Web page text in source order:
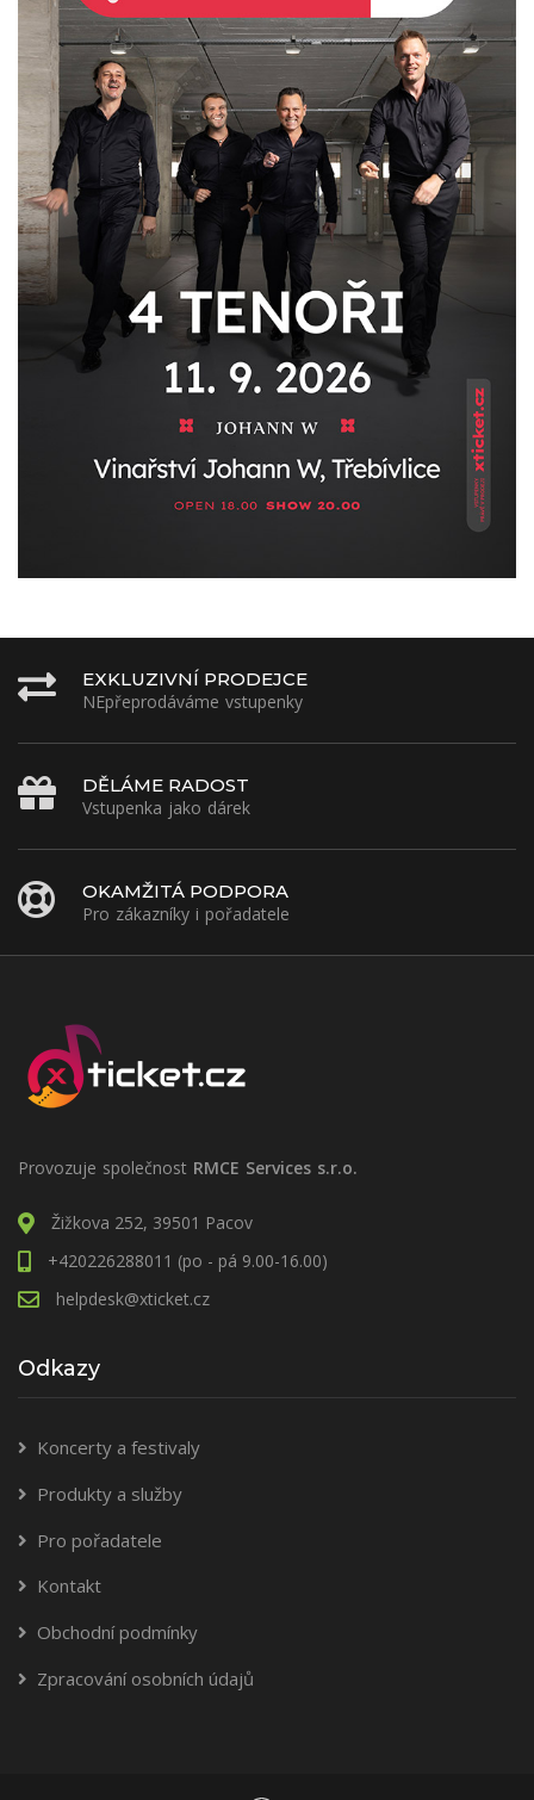
EXKLUZIVNÍ PRODEJCE
NEpřeprodáváme vstupenky
DĚLÁME RADOST
Vstupenka jako dárek
OKAMŽITÁ PODPORA
Pro zákazníky i pořadatele
Provozuje společnost RMCE Services s.r.o.
Žižkova 252, 39501 Pacov
+420226288011 (po - pá 9.00-16.00)
helpdesk@xticket.cz
Odkazy
Koncerty a festivaly
Produkty a služby
Pro pořadatele
Kontakt
Obchodní podmínky
Zpracování osobních údajů